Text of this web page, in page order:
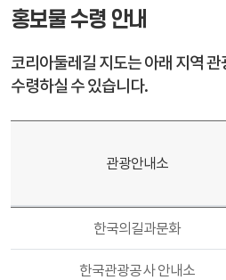
홍보물 수령 안내
코리아둘레길 지도는 아래 지역
수령하실 수 있습니다.
수령
관광안내소
한국의길과문화
한국관광공사 안내소